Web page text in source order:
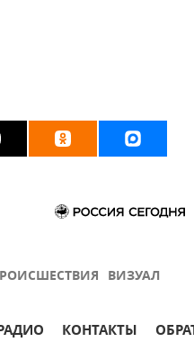
ВИЗУАЛ
КОНТАКТЫ